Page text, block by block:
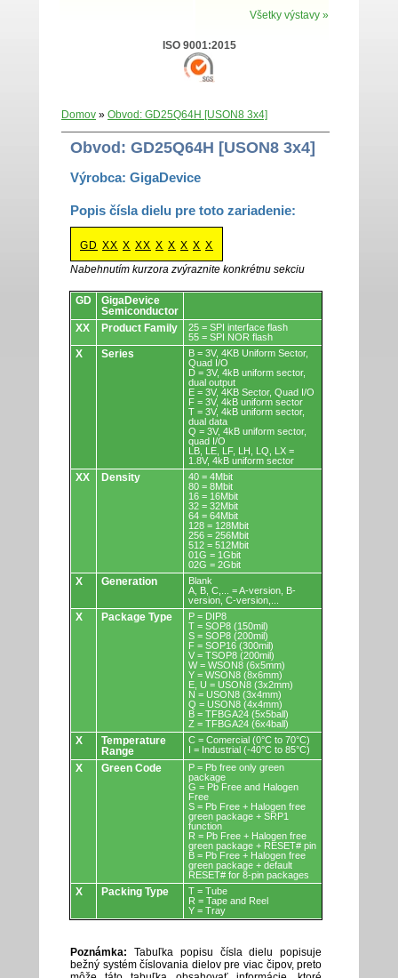
Všetky výstavy »
ISO 9001:2015
Domov » Obvod: GD25Q64H [USON8 3x4]
Obvod: GD25Q64H [USON8 3x4]
Výrobca: GigaDevice
Popis čísla dielu pre toto zariadenie:
GD XX X XX X X X X X
Nabehnutím kurzora zvýraznite konkrétnu sekciu
Obvody.
GD
GigaDevice
Semiconductor
XX
Product Family
25 = SPI interface flash
55 = SPI NOR flash
X Series
B = 3V, 4KB Uniform Sector,
Quad I/O
D = 3V, 4kB uniform sector,
dual output
E = 3V, 4KB Sector, Quad I/O
F = 3V, 4kB uniform sector
T = 3V, 4kB uniform sector,
dual data
Q = 3V, 4kB uniform sector,
quad I/O
LB, LE, LF, LH, LQ, LX =
1.8V, 4kB uniform sector
XX Density
40 = 4Mbit
80 = 8Mbit
16 = 16Mbit
32 = 32Mbit
64 = 64Mbit
128 = 128Mbit
256 = 256Mbit
512 = 512Mbit
01G = 1Gbit
02G = 2Gbit
X Generation
Blank
A, B, C,... = A-version, B-
version, C-version,...
X Package Type
P = DIP8
T = SOP8 (150mil)
S = SOP8 (200mil)
F = SOP16 (300mil)
V = TSOP8 (200mil)
W = WSON8 (6x5mm)
Y = WSON8 (8x6mm)
E, U = USON8 (3x2mm)
N = USON8 (3x4mm)
Q = USON8 (4x4mm)
B = TFBGA24 (5x5ball)
Z = TFBGA24 (6x4ball)
X
Temperature
Range
C = Comercial (0°C to 70°C)
I = Industrial (-40°C to 85°C)
X Green Code
P = Pb free only green
package
G = Pb Free and Halogen
Free
S = Pb Free + Halogen free
green package + SRP1
function
R = Pb Free + Halogen free
green package + RESET# pin
B = Pb Free + Halogen free
green package + default
RESET# for 8-pin packages
X Packing Type
T = Tube
R = Tape and Reel
Y = Tray
Poznámka: Tabuľka popisu čísla dielu popisuje
bežný systém číslovania dielov pre viac čipov, preto